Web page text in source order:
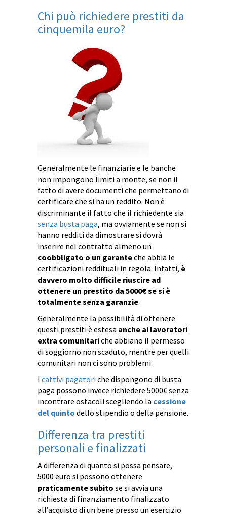
Chi può richiedere prestiti da
cinquemila euro?
Generalmente le finanziarie e le banche
non impongono limiti a monte, se non il
fatto di avere documenti che permettano di
certificare che si ha un reddito. Non è
discriminante il fatto che il richiedente sia
senza busta paga, ma ovviamente se non si
hanno redditi da dimostrare si dovrà
inserire nel contratto almeno un
coobbligato o un garanteche abbia le
certificazioni reddituali in regola. Infatti, è
davvero molto difficile riuscire ad
ottenere un prestito da 5000€ se si è
totalmente senza garanzie.
Generalmente la possibilità di ottenere
questi prestiti è estesa anche ai lavoratori
extra comunitariche abbiano il permesso
di soggiorno non scaduto, mentre per quelli
comunitari non ci sono problemi.
I cattivi pagatori che dispongono di busta
paga possono invece richiedere 5000€ senza
incontrare ostacoli scegliendo la cessione
del quinto dello stipendio o della pensione.
Differenza tra prestiti
personali e finalizzati
A differenza di quanto si possa pensare,
5000 euro si possono ottenere
praticamente subito se si avvia una
richiesta di finanziamento finalizzato
all’acquisto di un bene presso un esercizio